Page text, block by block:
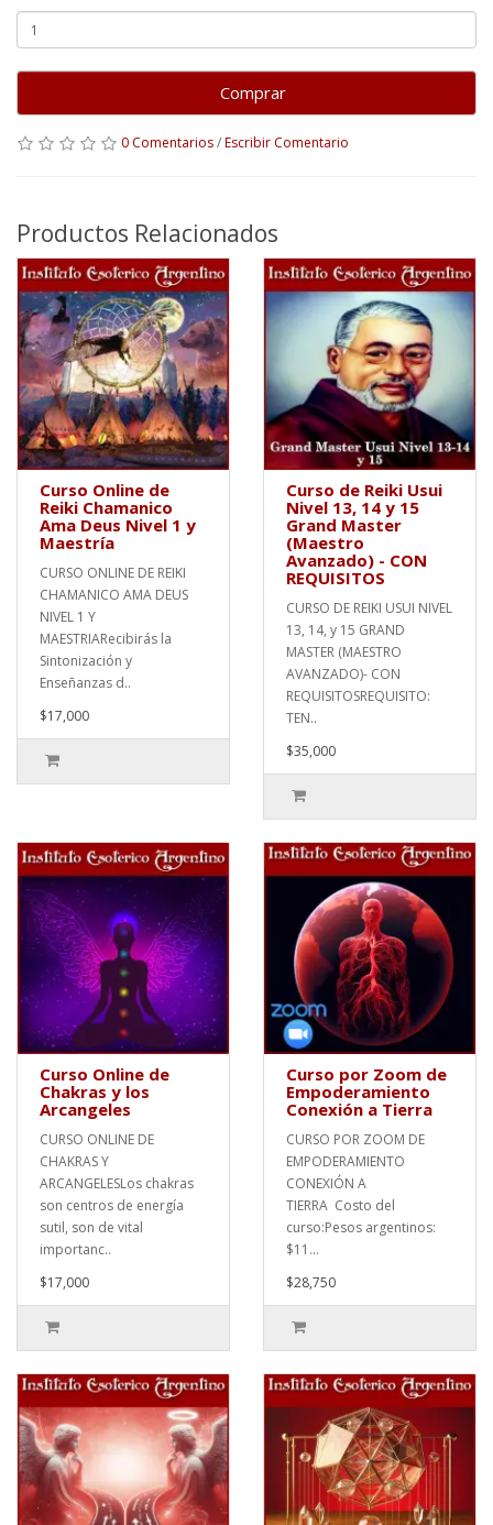
Comprar
0 Comentarios/Escribir Comentario
Productos Relacionados
Curso Online de
Reiki Chamanico
Ama Deus Nivel 1 y
Maestría
CURSO ONLINE DE REIKI
CHAMANICO AMA DEUS
NIVEL 1 Y
MAESTRIARecibirás la
Sintonización y
Enseñanzas d..
$17,000
Curso de Reiki Usui
Nivel 13, 14 y 15
Grand Master
(Maestro
Avanzado) - CON
REQUISITOS
CURSO DE REIKI USUI NIVEL
13, 14, y 15 GRAND
MASTER (MAESTRO
AVANZADO)- CON
REQUISITOSREQUISITO:
TEN..
$35,000
Curso Online de
Chakras y los
Arcangeles
CURSO ONLINE DE
CHAKRAS Y
ARCANGELESLos chakras
son centros de energía
sutil, son de vital
importanc..
$17,000
Curso por Zoom de
Empoderamiento
Conexión a Tierra
CURSO POR ZOOM DE
EMPODERAMIENTO
CONEXIÓN A
TIERRA Costo del
curso:Pesos argentinos:
$11...
$28,750